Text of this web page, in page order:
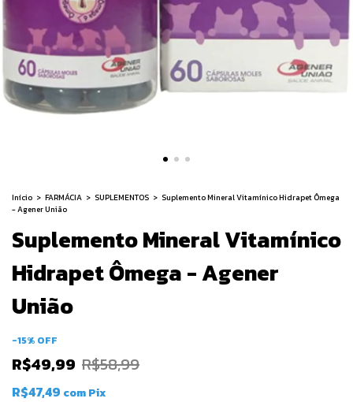
Início > FARMÁCIA > SUPLEMENTOS > Suplemento Mineral Vitamínico Hidrapet Ômega
- Agener União
Suplemento Mineral Vitamínico
Hidrapet Ômega - Agener
União
-15% OFF
R$49,99 R$58,99
R$47,49 comPix